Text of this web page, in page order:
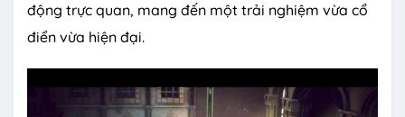
động trực quan, mang đến một trải nghiệm vừa cổ
điển vừa hiện đại.